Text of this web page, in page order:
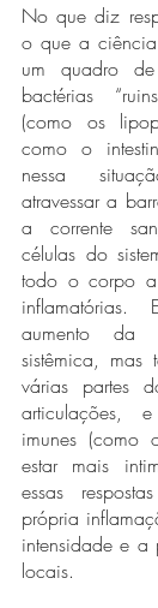
No que diz
o que a
um quadro
bactérias
(como os
como o
nessa
atravessar a
a corrente
células do
todo o corpo a
aumento da
sistêmica, mas
várias partes
articulações,
imunes (como
estar mais
essas
própria
intensidade e a
locais.